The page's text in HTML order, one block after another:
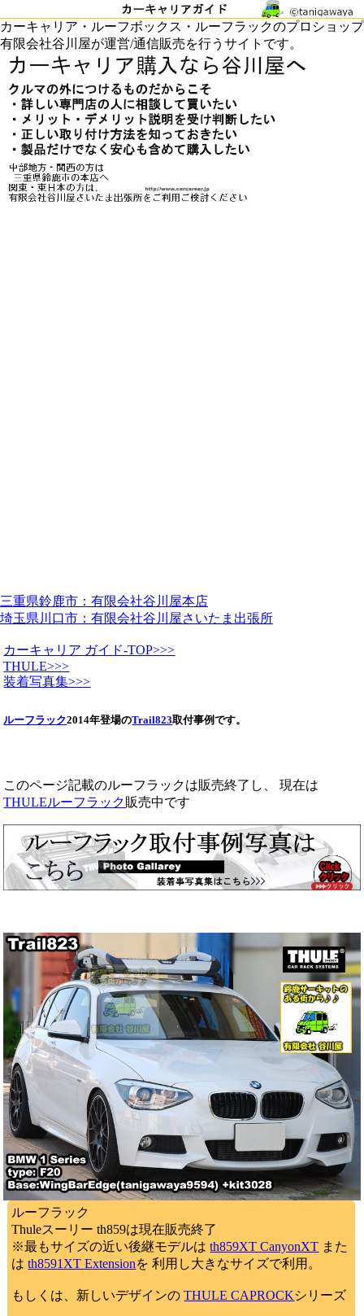
カーキャリア・ルーフボックス・ルーフラックのプロショップ
有限会社谷川屋が運営/通信販売を行うサイトです。
三重県鈴鹿市：有限会社谷川屋本店
埼玉県川口市：有限会社谷川屋さいたま出張所
カーキャリア ガイド-TOP>>>
THULE>>>
装着写真集>>>
ルーフラック2014年登場のTrail823取付事例です。
このページ記載のルーフラックは販売終了し、 現在は
THULEルーフラック販売中です
ルーフラック
Thuleスーリー th859は現在販売終了
※最もサイズの近い後継モデルはth859XT CanyonXT また
はth8591XT Extensionを 利用し大きなサイズで利用。
もしくは、新しいデザインのTHULE CAPROCKシリーズ